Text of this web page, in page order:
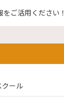
ご活用ください！
ール